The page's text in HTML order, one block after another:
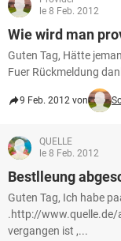
le 8 Feb. 2012
Wie wird man
Guten Tag, Hätte
Fuer Rückmeldung
9 Feb. 2012 von
QUELLE
le 8 Feb. 2012
Bestlleung
Guten Tag, Ich habe
.http://www.quelle.de/
vergangen ist ,...